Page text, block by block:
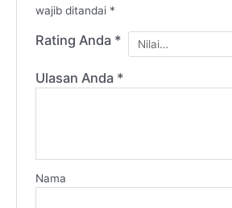
wajib ditandai *
Rating Anda *
Ulasan Anda *
Nama